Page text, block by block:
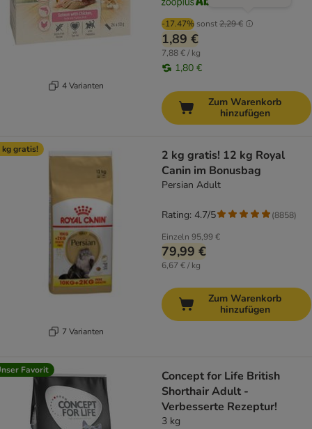
4 Varianten
-17.47% sonst2,29 €
1,89 €
7,88 € / kg
1,80 €
Zum Warenkorb
hinzufügen
kg gratis!
7 Varianten
2 kg gratis! 12 kg Royal
Canin im Bonusbag
Persian Adult
Einzeln 95,99 €
79,99 €
6,67 € / kg
Rating: 4.7/5 (8858)
Zum Warenkorb
hinzufügen
Favorit
Concept for Life British
Shorthair Adult -
Verbesserte Rezeptur!
3 kg